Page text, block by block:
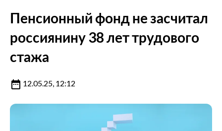
Пенсионный фонд не засчитал
россиянину 38 лет трудового
стажа
12.05.25, 12:12